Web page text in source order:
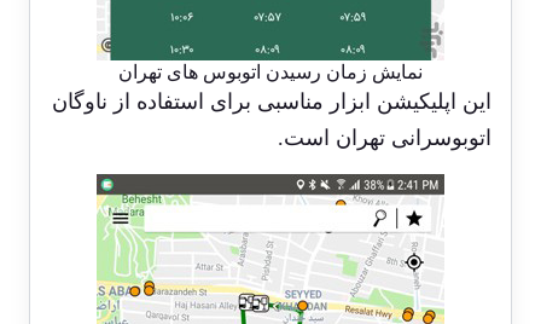
نمایش زمان رسیدن اتوبوس های تهران
این اپلیکیشن ابزار مناسبی برای استفاده از ناوگان
اتوبوسرانی تهران است.‌